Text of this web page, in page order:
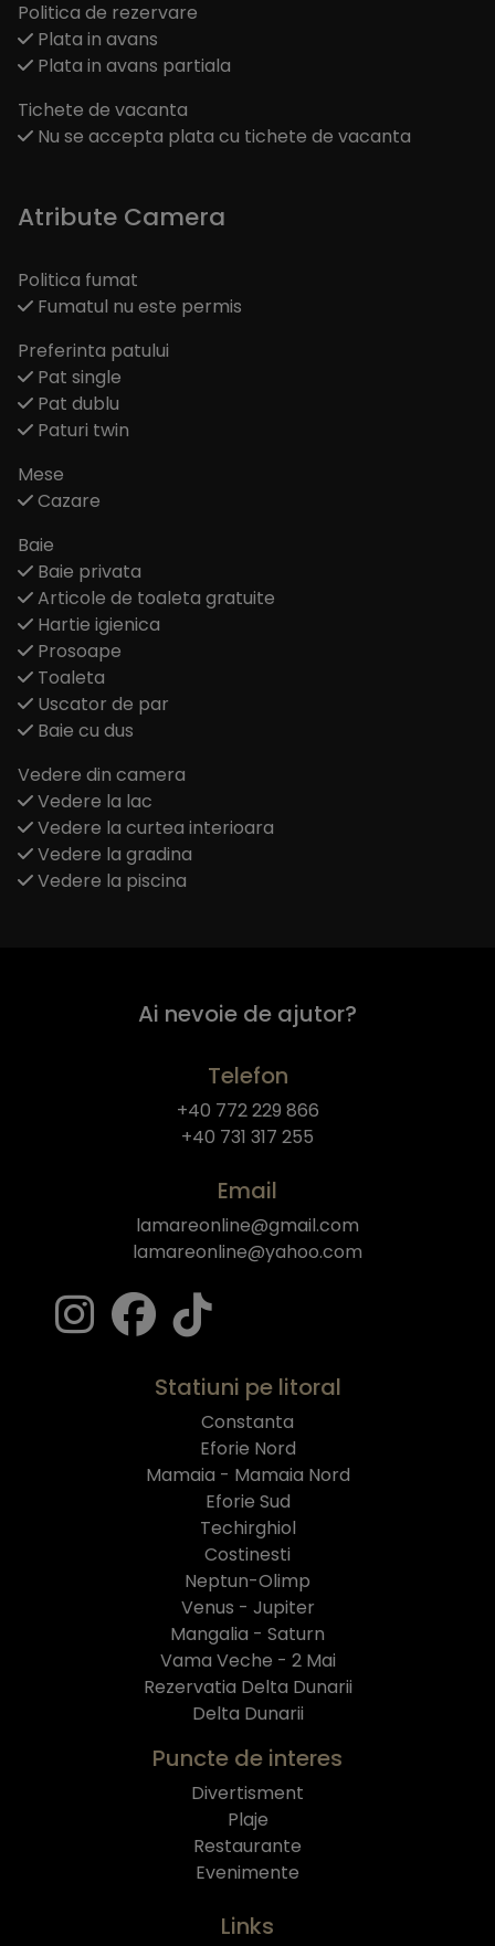
Politica de rezervare
Plata in avans
Plata in avans partiala
Tichete de vacanta
Nu se accepta plata cu tichete de vacanta
Atribute Camera
Politica fumat
Fumatul nu este permis
Preferinta patului
Pat single
Pat dublu
Paturi twin
Mese
Cazare
Baie
Baie privata
Articole de toaleta gratuite
Hartie igienica
Prosoape
Toaleta
Uscator de par
Baie cu dus
Vedere din camera
Vedere la lac
Vedere la curtea interioara
Vedere la gradina
Vedere la piscina
Ai nevoie de ajutor?
Telefon
+40 772 229 866
+40 731 317 255
Email
lamareonline@gmail.com
lamareonline@yahoo.com
Statiuni pe litoral
Constanta
Eforie Nord
Mamaia - Mamaia Nord
Eforie Sud
Techirghiol
Costinesti
Neptun-Olimp
Venus - Jupiter
Mangalia - Saturn
Vama Veche - 2 Mai
Rezervatia Delta Dunarii
Delta Dunarii
Puncte de interes
Divertisment
Plaje
Restaurante
Evenimente
Links